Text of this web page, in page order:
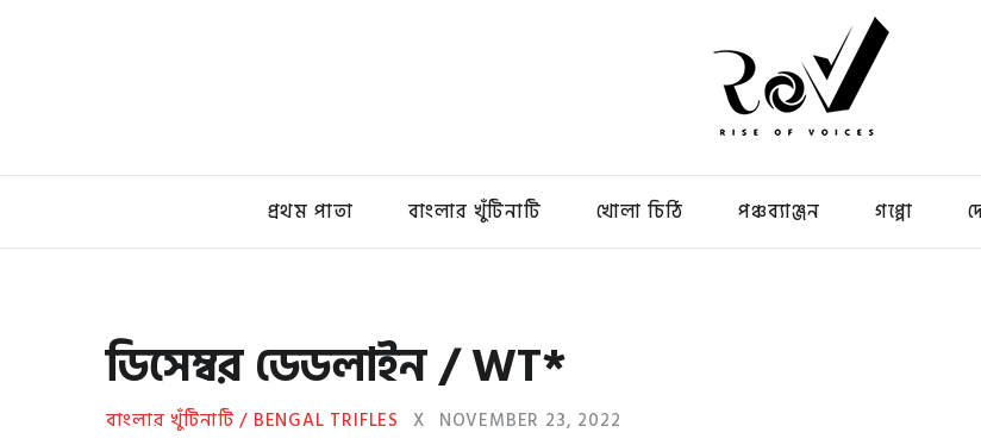
প্রথম পাতা বাংলার খুঁটিনাটি খোলা চিঠি পঞ্চব্যাঞ্জন গপ্পো
ডিসেম্বর ডেডলাইন / WT*
বাংলার খুঁটিনাটি / BENGAL TRIFLES X NOVEMBER 23, 2022